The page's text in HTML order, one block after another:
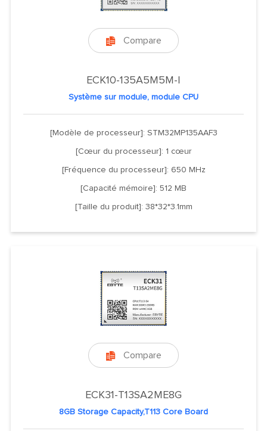
 Compare
ECK10-135A5M5M-I
Système sur module, module CPU
[Modèle de processeur]: STM32MP135AAF3
[Cœur du processeur]: 1 cœur
[Fréquence du processeur]: 650 MHz
[Capacité mémoire]: 512 MB
[Taille du produit]: 38*32*3.1mm
 Compare
ECK31-T13SA2ME8G
8GB Storage Capacity,T113 Core Board